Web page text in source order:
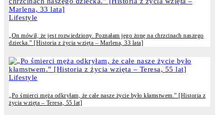
Lifestyle
„On mówił, że jest rozwiedziony. Poznałam jego żonę na chrzcinach naszego
dziecka.” [Historia z życia wzięta – Marlena, 33 lata]
Lifestyle
„Po śmierci męża odkryłam, że całe nasze życie było kłamstwem.” [Historia z
życia wzięta – Teresa, 55 lat]